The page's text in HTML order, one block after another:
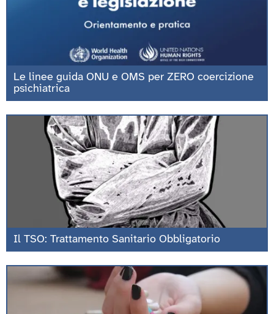
Le linee guida ONU e OMS per ZERO coercizione
psichiatrica
Il TSO: Trattamento Sanitario Obbligatorio